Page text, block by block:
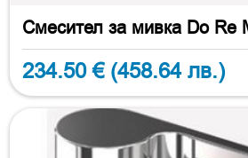
Смесител за мивка Do Re
234.50 € (458.64 лв.)